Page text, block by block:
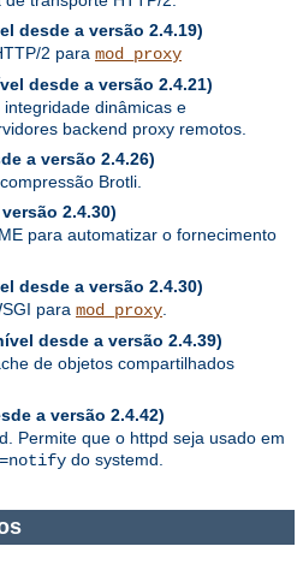
desde a versão 2.4.19)
2 para mod_proxy
desde a versão 2.4.21)
dinâmicas e
backend proxy remotos.
a versão 2.4.26)
Brotli.
2.4.30)
para automatizar o fornecimento
desde a versão 2.4.30)
para mod_proxy.
desde a versão 2.4.39)
de objetos compartilhados
a versão 2.4.42)
Permite que o httpd seja usado em
do systemd.